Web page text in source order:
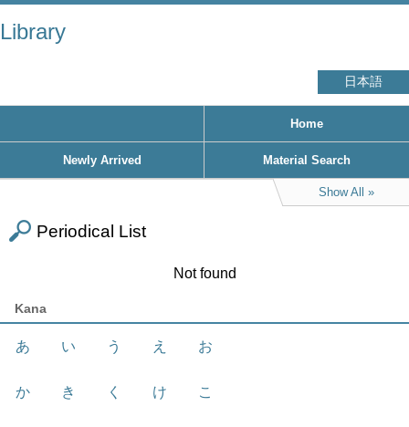
Library
日本語
Home
Newly Arrived Material Search
Show All
Periodical List
Not found
Kana
あ い う え お
か き く け こ